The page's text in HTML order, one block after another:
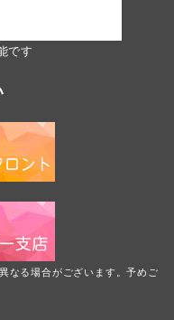
です
なる場合がございます。予めご